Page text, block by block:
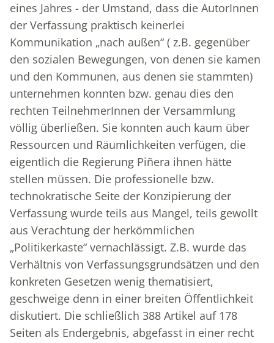
eines Jahres - der Umstand, dass die AutorInnen
der Verfassung praktisch keinerlei
Kommunikation „nach außen“ ( z.B. gegenüber
den sozialen Bewegungen, von denen sie kamen
und den Kommunen, aus denen sie stammten)
unternehmen konnten bzw. genau dies den
rechten TeilnehmerInnen der Versammlung
völlig überließen. Sie konnten auch kaum über
Ressourcen und Räumlichkeiten verfügen, die
eigentlich die Regierung Piñera ihnen hätte
stellen müssen. Die professionelle bzw.
technokratische Seite der Konzipierung der
Verfassung wurde teils aus Mangel, teils gewollt
aus Verachtung der herkömmlichen
„Politikerkaste“ vernachlässigt. Z.B. wurde das
Verhältnis von Verfassungsgrundsätzen und den
konkreten Gesetzen wenig thematisiert,
geschweige denn in einer breiten Öffentlichkeit
diskutiert. Die schließlich 388 Artikel auf 178
Seiten als Endergebnis, abgefasst in einer recht